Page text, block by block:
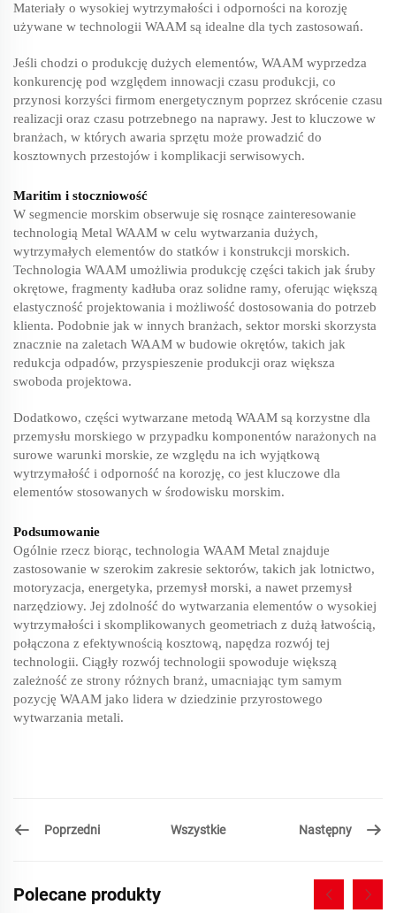
Materiały o wysokiej wytrzymałości i odporności na korozję
używane w technologii WAAM są idealne dla tych zastosowań.
Jeśli chodzi o produkcję dużych elementów, WAAM wyprzedza
konkurencję pod względem innowacji czasu produkcji, co
przynosi korzyści firmom energetycznym poprzez skrócenie czasu
realizacji oraz czasu potrzebnego na naprawy. Jest to kluczowe w
branżach, w których awaria sprzętu może prowadzić do
kosztownych przestojów i komplikacji serwisowych.
Maritim i stoczniowość
W segmencie morskim obserwuje się rosnące zainteresowanie
technologią Metal WAAM w celu wytwarzania dużych,
wytrzymałych elementów do statków i konstrukcji morskich.
Technologia WAAM umożliwia produkcję części takich jak śruby
okrętowe, fragmenty kadłuba oraz solidne ramy, oferując większą
elastyczność projektowania i możliwość dostosowania do potrzeb
klienta. Podobnie jak w innych branżach, sektor morski skorzysta
znacznie na zaletach WAAM w budowie okrętów, takich jak
redukcja odpadów, przyspieszenie produkcji oraz większa
swoboda projektowa.
Dodatkowo, części wytwarzane metodą WAAM są korzystne dla
przemysłu morskiego w przypadku komponentów narażonych na
surowe warunki morskie, ze względu na ich wyjątkową
wytrzymałość i odporność na korozję, co jest kluczowe dla
elementów stosowanych w środowisku morskim.
Podsumowanie
Ogólnie rzecz biorąc, technologia WAAM Metal znajduje
zastosowanie w szerokim zakresie sektorów, takich jak lotnictwo,
motoryzacja, energetyka, przemysł morski, a nawet przemysł
narzędziowy. Jej zdolność do wytwarzania elementów o wysokiej
wytrzymałości i skomplikowanych geometriach z dużą łatwością,
połączona z efektywnością kosztową, napędza rozwój tej
technologii. Ciągły rozwój technologii spowoduje większą
zależność ze strony różnych branż, umacniając tym samym
pozycję WAAM jako lidera w dziedzinie przyrostowego
wytwarzania metali.
Poprzedni Wszystkie Następny
Polecane produkty